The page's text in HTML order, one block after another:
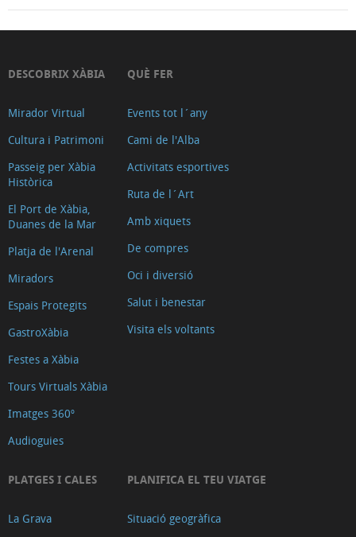
DESCOBRIX XÀBIA
Mirador Virtual
Cultura i Patrimoni
Passeig per Xàbia
Històrica
El Port de Xàbia,
Duanes de la Mar
Platja de l'Arenal
Miradors
Espais Protegits
GastroXàbia
Festes a Xàbia
Tours Virtuals Xàbia
Imatges 360º
Audioguies
QUÈ FER
Events tot l´any
Cami de l'Alba
Activitats esportives
Ruta de l´Art
Amb xiquets
De compres
Oci i diversió
Salut i benestar
Visita els voltants
PLATGES I CALES
La Grava
PLANIFICA EL TEU VIATGE
Situació geogràfica